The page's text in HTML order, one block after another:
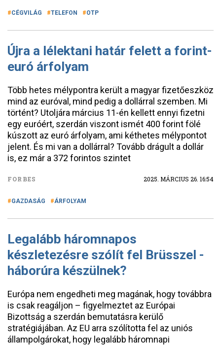
CÉGVILÁG TELEFON OTP
Újra a lélektani határ felett a forint-
euró árfolyam
Több hetes mélypontra került a magyar fizetőeszköz
mind az euróval, mind pedig a dollárral szemben. Mi
történt? Utoljára március 11-én kellett ennyi fizetni
egy euróért, szerdán viszont ismét 400 forint fölé
kúszott az euró árfolyam, ami kéthetes mélypontot
jelent. És mi van a dollárral? Tovább drágult a dollár
is, ez már a 372 forintos szintet
FORBES 2025. MÁRCIUS 26. 16:54
GAZDASÁG ÁRFOLYAM
Legalább háromnapos
készletezésre szólít fel Brüsszel -
háborúra készülnek?
Európa nem engedheti meg magának, hogy továbbra
is csak reagáljon – figyelmeztet az Európai
Bizottság a szerdán bemutatásra kerülő
stratégiájában. Az EU arra szólította fel az uniós
állampolgárokat, hogy legalább háromnapi